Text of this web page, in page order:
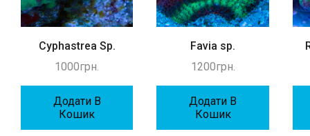
Cyphastrea Sp.
1000грн.
Додати В
Кошик
Favia sp.
1200грн.
Додати В
Кошик